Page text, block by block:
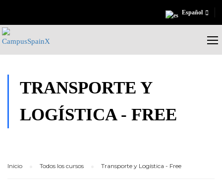
Español
TRANSPORTE Y
LOGÍSTICA - FREE
Inicio Todos los cursos Transporte y Logística - Free